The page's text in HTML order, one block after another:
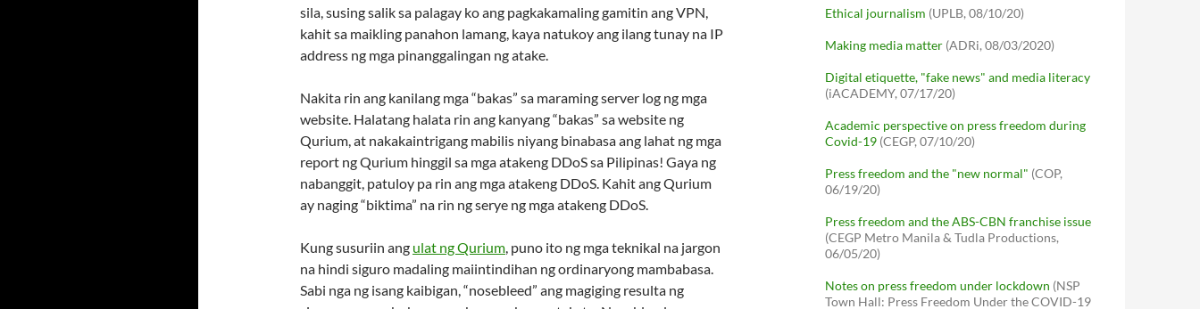
sila, susing salik sa palagay ko ang pagkakamaling gamitin ang VPN,
kahit sa maikling panahon lamang, kaya natukoy ang ilang tunay na IP
address ng mga pinanggalingan ng atake.
Nakita rin ang kanilang mga “bakas” sa maraming server log ng mga
website. Halatang halata rin ang kanyang “bakas” sa website ng
Qurium, at nakakaintrigang mabilis niyang binabasa ang lahat ng mga
report ng Qurium hinggil sa mga atakeng DDoS sa Pilipinas! Gaya ng
nabanggit, patuloy pa rin ang mga atakeng DDoS. Kahit ang Qurium
ay naging “biktima” na rin ng serye ng mga atakeng DDoS.
Kung susuriin ang ulat ng Qurium, puno ito ng mga teknikal na jargon
na hindi siguro madaling maiintindihan ng ordinaryong mambabasa.
Sabi nga ng isang kaibigan, “nosebleed” ang magiging resulta ng
Ethical journalism (UPLB, 08/10/20)
Making media matter (ADRi, 08/03/2020)
Digital etiquette, "fake news" and media literacy
(iACADEMY, 07/17/20)
Academic perspective on press freedom during
Covid-19 (CEGP, 07/10/20)
Press freedom and the "new normal" (COP,
06/19/20)
Press freedom and the ABS-CBN franchise issue
(CEGP Metro Manila & Tudla Productions,
06/05/20)
Notes on press freedom under lockdown (NSP
Town Hall: Press Freedom Under the COVID-19